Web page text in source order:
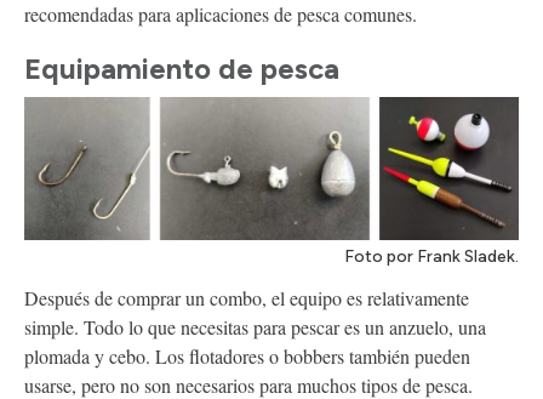
recomendadas para aplicaciones de pesca comunes.
Equipamiento de pesca
Foto por Frank Sladek.
Después de comprar un combo, el equipo es relativamente
simple. Todo lo que necesitas para pescar es un anzuelo, una
plomada y cebo. Los flotadores o bobbers también pueden
usarse, pero no son necesarios para muchos tipos de pesca.